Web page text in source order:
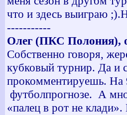
что и здесь выиграю
-----------
Олег (ПКС Полония),
Собственно говоря,
кубковый турнир. Да и
прокомментируешь. На
футболпрогнозе. А
«палец в рот не